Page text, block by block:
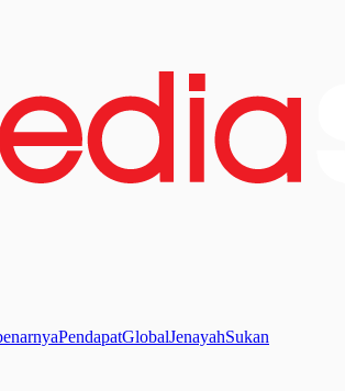
PendapatGlobalJenayahSukan